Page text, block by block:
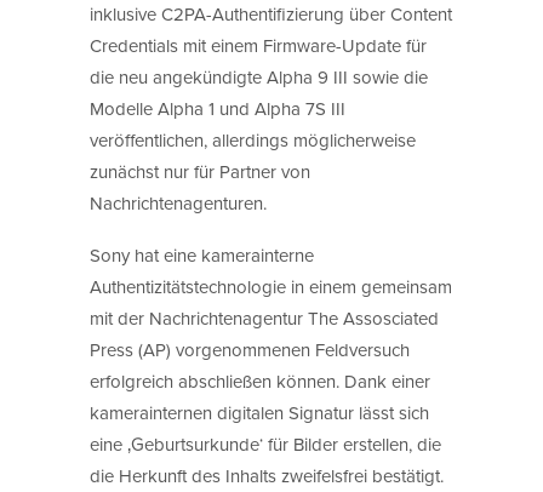
inklusive C2PA-Authentifizierung über Content
Credentials mit einem Firmware-Update für
die neu angekündigte Alpha 9 III sowie die
Modelle Alpha 1 und Alpha 7S III
veröffentlichen, allerdings möglicherweise
zunächst nur für Partner von
Nachrichtenagenturen.
Sony hat eine kamerainterne
Authentizitätstechnologie in einem gemeinsam
mit der Nachrichtenagentur The Assosciated
Press (AP) vorgenommenen Feldversuch
erfolgreich abschließen können. Dank einer
kamerainternen digitalen Signatur lässt sich
eine ‚Geburtsurkunde‘ für Bilder erstellen, die
die Herkunft des Inhalts zweifelsfrei bestätigt.